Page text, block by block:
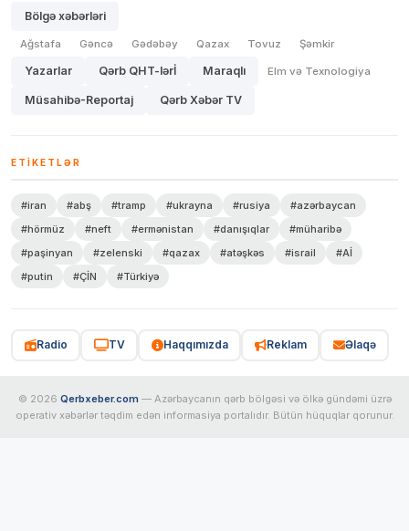
Bölgə xəbərləri
Ağstafa Gəncə Gədəbəy Qazax Tovuz Şəmkir
Yazarlar Qərb QHT-lərİ Maraqlı Elm və Texnologiya
Müsahibə-Reportaj Qərb Xəbər TV
ETIKETLƏR
#iran #abş #tramp #ukrayna #rusiya
#azərbaycan
#hörmüz
#neft #ermənistan #danışıqlar
#müharibə
#paşinyan
#zelenski #qazax #atəşkəs #israil
#Aİ
#putin
#ÇİN #Türkiyə
Radio TV Haqqımızda Reklam Əlaqə
© 2026 Qerbxeber.com — Azərbaycanın qərb bölgəsi və ölkə gündəmi üzrə
operativ xəbərlər təqdim edən informasiya portalıdır. Bütün hüquqlar qorunur.